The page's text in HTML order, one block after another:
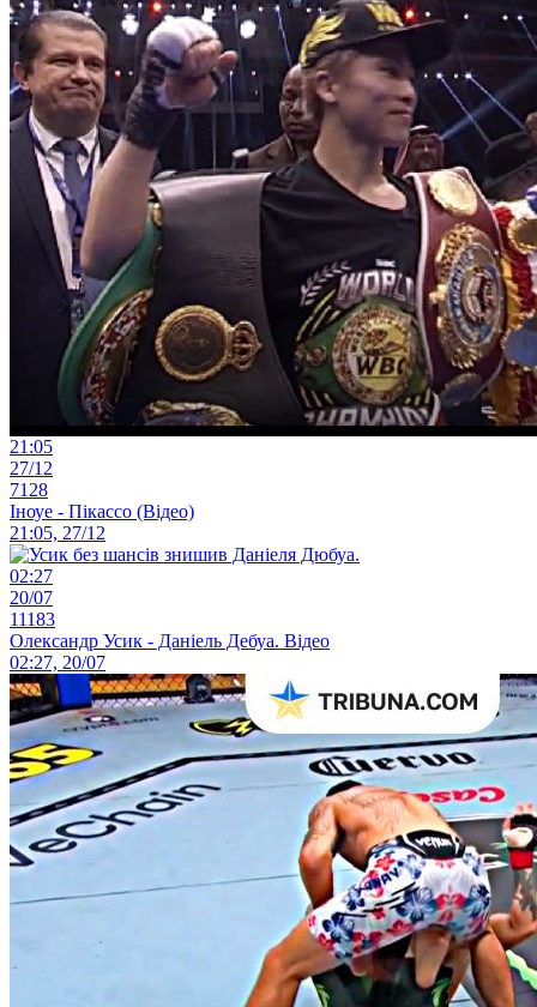
21:05
27/12
7128
Іноуе - Пікассо (Відео)
21:05, 27/12
02:27
20/07
11183
Олександр Усик - Даніель Дебуа. Відео
02:27, 20/07